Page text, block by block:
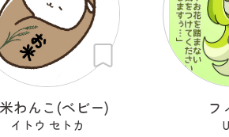
わんこ(ベビー)
イトウ セトカ
フ